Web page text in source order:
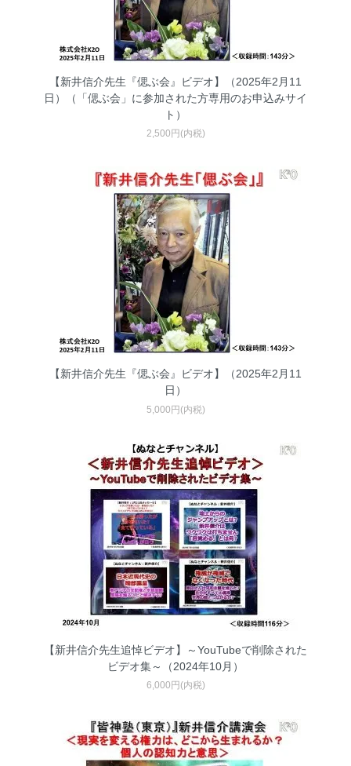
【新井信介先生『偲ぶ会』ビデオ】（2025年2月11
日）（「偲ぶ会」に参加された方専用のお申込みサイ
ト）
2,500円(内税)
【新井信介先生『偲ぶ会』ビデオ】（2025年2月11
日）
5,000円(内税)
【新井信介先生追悼ビデオ】～YouTubeで削除された
ビデオ集～（2024年10月）
6,000円(内税)